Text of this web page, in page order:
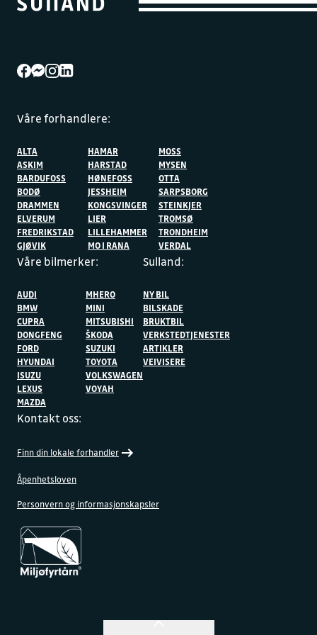
Våre forhandlere:
ALTA
ASKIM
BARDUFOSS
BODØ
DRAMMEN
ELVERUM
FREDRIKSTAD
GJØVIK
HAMAR
HARSTAD
HØNEFOSS
JESSHEIM
KONGSVINGER
LIER
LILLEHAMMER
MO I RANA
MOSS
MYSEN
OTTA
SARPSBORG
STEINKJER
TROMSØ
TRONDHEIM
VERDAL
Våre bilmerker:
AUDI
BMW
CUPRA
DONGFENG
FORD
HYUNDAI
ISUZU
LEXUS
MAZDA
MHERO
MINI
MITSUBISHI
ŠKODA
SUZUKI
TOYOTA
VOLKSWAGEN
VOYAH
Sulland:
NY BIL
BILSKADE
BRUKTBIL
VERKSTEDTJENESTER
ARTIKLER
VEIVISERE
Kontakt oss:
Finn din lokale forhandler
Åpenhetsloven
Personvern og informasjonskapsler